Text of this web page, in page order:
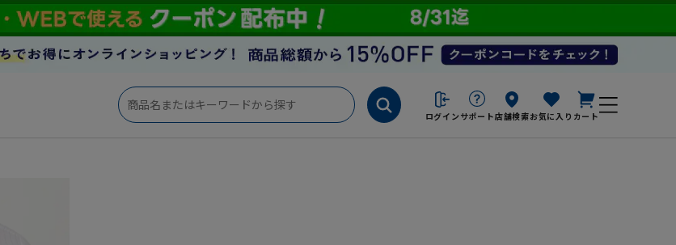
ログイン サポート店舗検索お気に入り カート